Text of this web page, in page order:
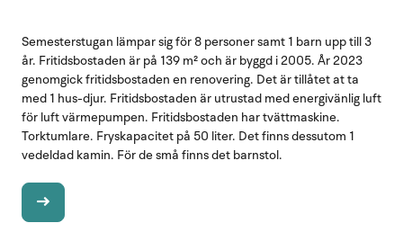
Semesterstugan lämpar sig för 8 personer samt 1 barn upp till 3
år. Fritidsbostaden är på 139 m² och är byggd i 2005. År 2023
genomgick fritidsbostaden en renovering. Det är tillåtet at ta
med 1 hus-djur. Fritidsbostaden är utrustad med energivänlig luft
för luft värmepumpen. Fritidsbostaden har tvättmaskine.
Torktumlare. Fryskapacitet på 50 liter. Det finns dessutom 1
vedeldad kamin. För de små finns det barnstol.